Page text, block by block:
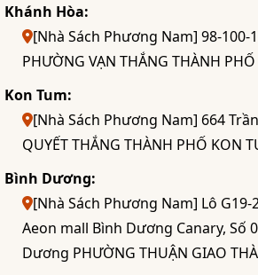
Khánh Hòa:
[Nhà Sách Phương Nam] 98-100-
PHƯỜNG VẠN THẮNG THÀNH
Kon Tum:
[Nhà Sách Phương Nam] 664
QUYẾT THẮNG THÀNH PHỐ KON
Bình Dương:
[Nhà Sách Phương Nam] Lô
Aeon mall Bình Dương Canary, Số
Dương PHƯỜNG THUẬN GIAO